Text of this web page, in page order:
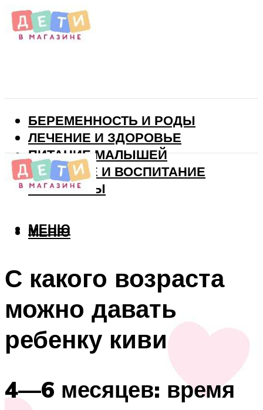
БЕРЕМЕННОСТЬ И РОДЫ
ЛЕЧЕНИЕ И ЗДОРОВЬЕ
ПИТАНИЕ МАЛЫШЕЙ
РАЗВИТИЕ И ВОСПИТАНИЕ
ВИТАМИНЫ
МЕНЮ
МЕНЮ
С какого возраста
можно давать
ребенку киви
4—6 месяцев: время